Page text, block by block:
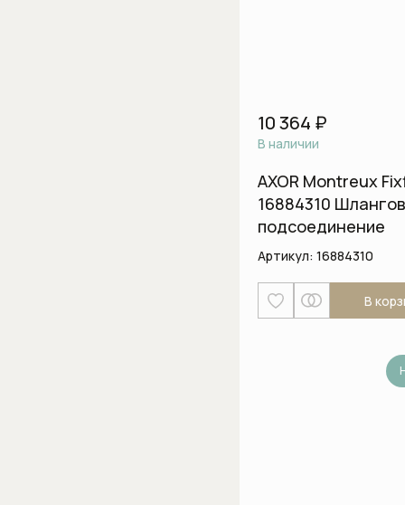
10 364 ₽
В наличии
AXOR Montreux
16884310
подсоединение
Артикул: 16884310
В